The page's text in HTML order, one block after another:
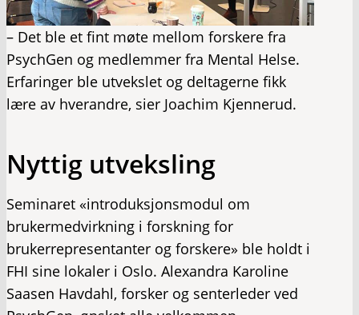
– Det ble et fint møte mellom forskere fra
PsychGen og medlemmer fra Mental Helse.
Erfaringer ble utvekslet og deltagerne fikk
lære av hverandre, sier Joachim Kjennerud.
Nyttig utveksling
Seminaret «introduksjonsmodul om
brukermedvirkning i forskning for
brukerrepresentanter og forskere» ble holdt i
FHI sine lokaler i Oslo. Alexandra Karoline
Saasen Havdahl, forsker og senterleder ved